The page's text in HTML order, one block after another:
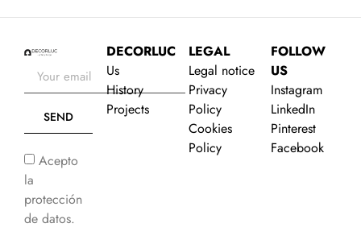
Acepto
la
protección
de datos.
SEND
DECORLUC
Us
History
Projects
LEGAL
Legal notice
Privacy
Policy
Cookies
Policy
FOLLOW
US
Instagram
LinkedIn
Pinterest
Facebook